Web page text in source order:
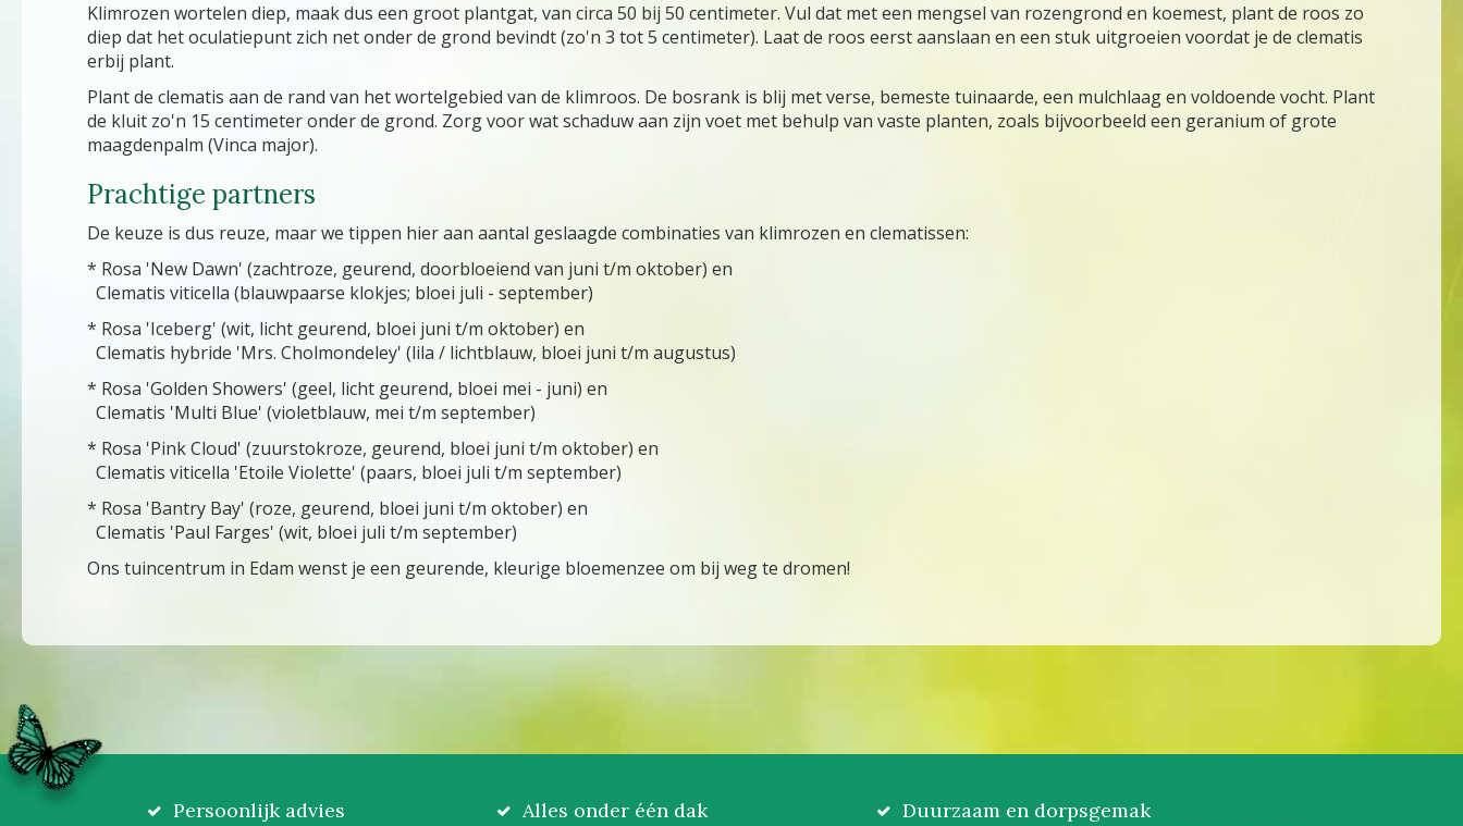
Klimrozen wortelen diep, maak dus een groot plantgat, van circa 50 bij 50 centimeter. Vul dat met een mengsel van rozengrond en koemest, plant de roos zo
diep dat het oculatiepunt zich net onder de grond bevindt (zo'n 3 tot 5 centimeter). Laat de roos eerst aanslaan en een stuk uitgroeien voordat je de clematis
erbij plant.
Plant de clematis aan de rand van het wortelgebied van de klimroos. De bosrank is blij met verse, bemeste tuinaarde, een mulchlaag en voldoende vocht. Plant
de kluit zo'n 15 centimeter onder de grond. Zorg voor wat schaduw aan zijn voet met behulp van vaste planten, zoals bijvoorbeeld een geranium of grote
maagdenpalm (Vinca major).
Prachtige partners
De keuze is dus reuze, maar we tippen hier aan aantal geslaagde combinaties van klimrozen en clematissen:
* Rosa 'New Dawn' (zachtroze, geurend, doorbloeiend van juni t/m oktober) en
Clematis viticella (blauwpaarse klokjes; bloei juli - september)
* Rosa 'Iceberg' (wit, licht geurend, bloei juni t/m oktober) en
Clematis hybride 'Mrs. Cholmondeley' (lila / lichtblauw, bloei juni t/m augustus)
* Rosa 'Golden Showers' (geel, licht geurend, bloei mei - juni) en
Clematis 'Multi Blue' (violetblauw, mei t/m september)
* Rosa 'Pink Cloud' (zuurstokroze, geurend, bloei juni t/m oktober) en
Clematis viticella 'Etoile Violette' (paars, bloei juli t/m september)
* Rosa 'Bantry Bay' (roze, geurend, bloei juni t/m oktober) en
Clematis 'Paul Farges' (wit, bloei juli t/m september)
Ons tuincentrum in Edam wenst je een geurende, kleurige bloemenzee om bij weg te dromen!
Persoonlijk advies Alles onder één dak Duurzaam en dorpsgemak